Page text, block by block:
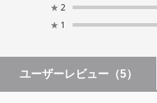
★ 2
★ 1
ユーザーレビュー （5）